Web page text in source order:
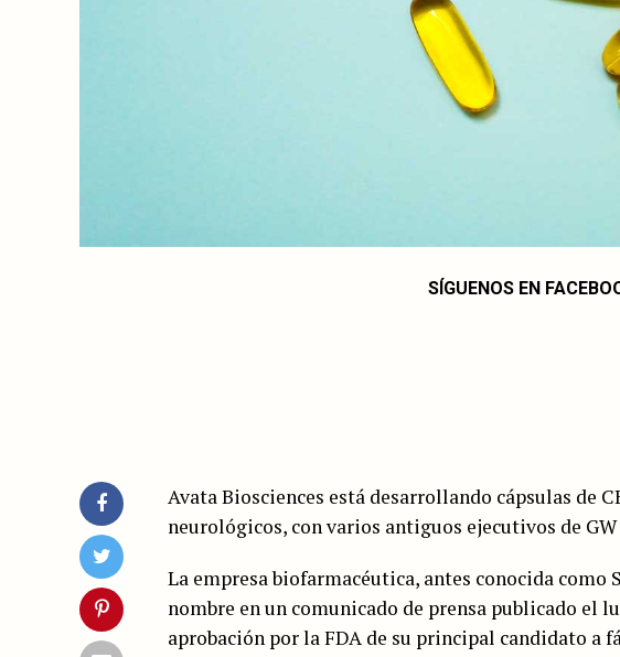
SÍGUENOS EN
Avata Biosciences está desarrollando cápsulas de
neurológicos, con varios antiguos ejecutivos de
La empresa biofarmacéutica, antes conocida como
nombre en un comunicado de prensa publicado el
aprobación por la FDA de su principal candidato a